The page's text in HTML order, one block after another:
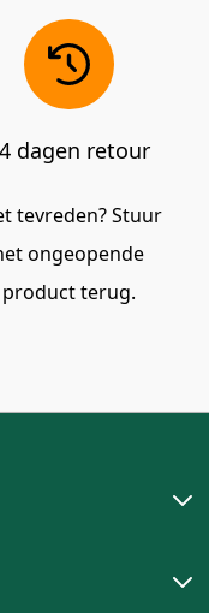
dagen retour
tevreden? Stuur
ongeopende
product terug.